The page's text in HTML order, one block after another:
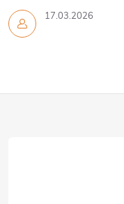
17.03.2026